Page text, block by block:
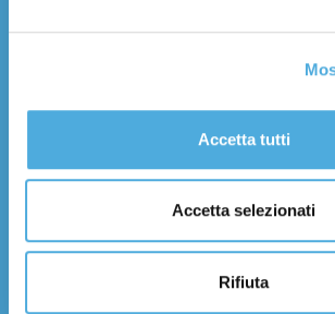
Accetta tutti
Accetta selezionati
Rifiuta
Chi Siamo
Filosofia e valori
Contatti